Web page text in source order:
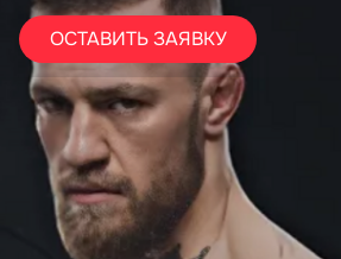
ОСТАВИТЬ ЗАЯВКУ